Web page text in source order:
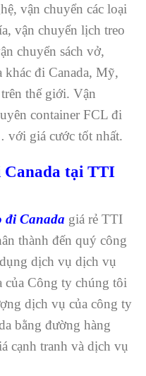
vận chuyển các loại
vận chuyển lịch treo
chuyển sách vở,
khác đi Canada, Mỹ,
thế giới. Vận
container FCL đi
với giá cước tốt nhất.
Canada tại TTI
đi Canada giá rẻ TTI
thành đến quý công
dịch vụ dịch vụ
của Công ty chúng tôi
dịch vụ của công ty
bằng đường hàng
cạnh tranh và dịch vụ